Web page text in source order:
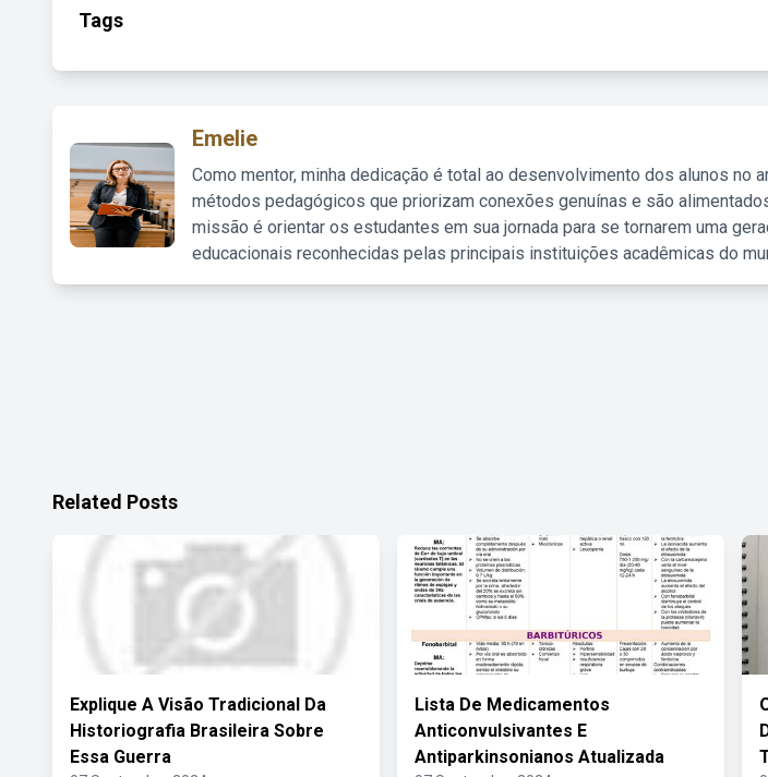
Tags
Emelie
Como mentor, minha dedicação é total ao desenvolvimento dos alunos no
métodos pedagógicos que priorizam conexões genuínas e são
missão é orientar os estudantes em sua jornada para se tornarem uma
educacionais reconhecidas pelas principais instituições acadêmicas do
Related Posts
Explique A Visão Tradicional Da
Historiografia Brasileira Sobre
Essa Guerra
Lista De Medicamentos
Anticonvulsivantes E
Antiparkinsonianos Atualizada